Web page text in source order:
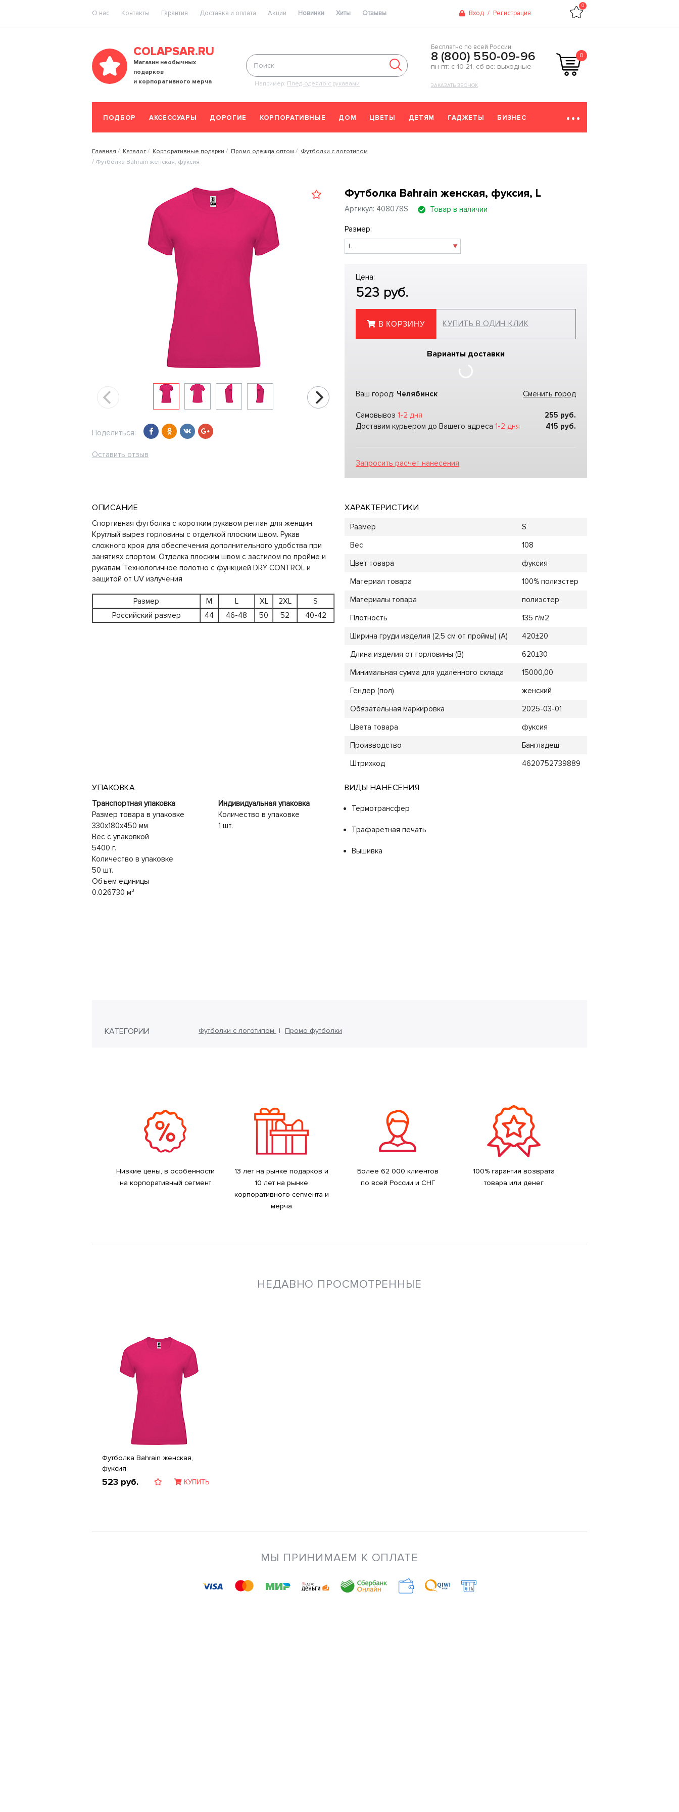
O нас Контакты Гарантия Доставка и оплата Акции Новинки Хиты Отзывы Вход / Регистрация
0
COLAPSAR.RU
Магазин необычных
подарков
и корпоративного мерча
Например: Плед-одеяло с рукавами
Бесплатно по всей России
8 (800) 550-09-96
пн-пт: с 10-21, сб-вс: выходные
ЗАКАЗАТЬ ЗВОНОК
0
ПОДБОР АКСЕССУАРЫ ДОРОГИЕ КОРПОРАТИВНЫЕ ДОМ ЦВЕТЫ ДЕТЯМ ГАДЖЕТЫ БИЗНЕС
Главная Каталог Корпоративные подарки Промо одежда оптом
Футболки с логотипом
Футболка Bahrain женская, фуксия
Поделиться:
Оставить отзыв
Футболка Bahrain женская, фуксия, L
Артикул: 408078S Товар в наличии
Размер:
Цена:
523 руб.
В КОРЗИНУ КУПИТЬ В ОДИН КЛИК
Варианты доставки
Ваш город: Челябинск Сменить город
Самовывоз 1-2 дня 255 руб.
Доставим курьером до Вашего адреса 1-2 дня 415 руб.
Запросить расчет нанесения
ОПИСАНИЕ
Спортивная футболка с коротким рукавом реглан для женщин.
Круглый вырез горловины с отделкой плоским швом. Рукав
сложного кроя для обеспечения дополнительного удобства при
занятиях спортом. Отделка плоским швом с застилом по пройме и
рукавам. Технологичное полотно с функцией DRY CONTROL и
защитой от UV излучения
Размер M L XL 2XL
S
Российский размер
44 46-48 50 52 40-42
ХАРАКТЕРИСТИКИ
Размер
S
Вес
108
Цвет товара
фуксия
Материал товара
100% полиэстер
Материалы товара
полиэстер
Плотность
135 г/м2
Ширина груди изделия (2,5 см от проймы) (A)
420±20
Длина изделия от горловины (B)
620±30
Минимальная сумма для удалённого склада
15000,00
Гендер (пол)
женский
Обязательная маркировка
2025-03-01
Цвета товара
фуксия
Производство
Бангладеш
Штрихкод
4620752739889
УПАКОВКА
Транспортная упаковка
Размер товара в упаковке
330x180x450 мм
Вес с упаковкой
5400 г.
Количество в упаковке
50 шт.
Объем единицы
0.026730 м³
Индивидуальная упаковка
Количество в упаковке
1 шт.
ВИДЫ НАНЕСЕНИЯ
Термотрансфер
Трафаретная печать
Вышивка
КАТЕГОРИИ Футболки с логотипом Промо футболки
Низкие цены, в особенности
на корпоративный сегмент
13 лет на рынке подарков и
10 лет на рынке
корпоративного сегмента и
мерча
Более 62 000 клиентов
по всей России и СНГ
100% гарантия возврата
товара или денег
НЕДАВНО ПРОСМОТРЕННЫЕ
Футболка Bahrain женская,
фуксия
523 руб. КУПИТЬ
МЫ ПРИНИМАЕМ К ОПЛАТЕ